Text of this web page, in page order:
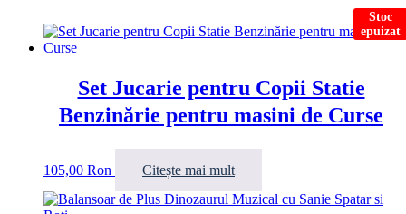
Stoc
epuizat
Set Jucarie pentru Copii Statie
Benzinărie pentru masini de Curse
105,00 Ron Citește mai mult